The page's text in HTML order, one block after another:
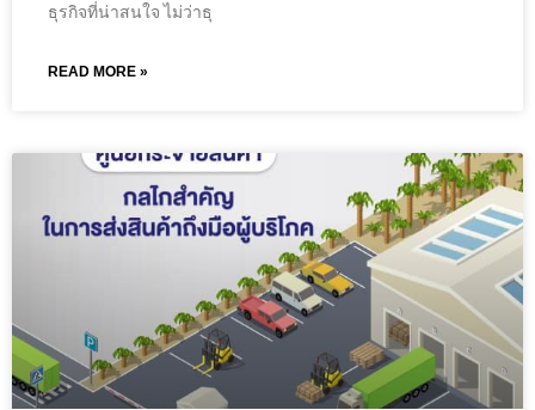
ธุรกิจที่น่าสนใจ ไม่ว่าธุ
READ MORE »